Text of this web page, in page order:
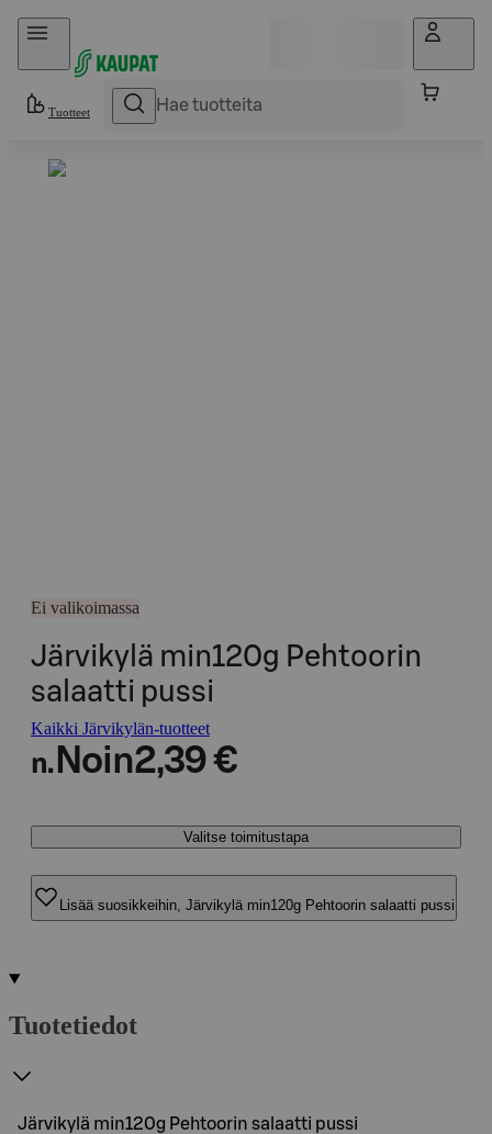
Hyppää sisältöön
Tuotteet
Ei valikoimassa
Järvikylä min120g Pehtoorin
salaatti pussi
Kaikki Järvikylän-tuotteet
n. Noin2,39 €
Valitse toimitustapa
Lisää suosikkeihin, Järvikylä min120g Pehtoorin salaatti pussi
Tuotetiedot
Järvikylä min120g Pehtoorin salaatti pussi